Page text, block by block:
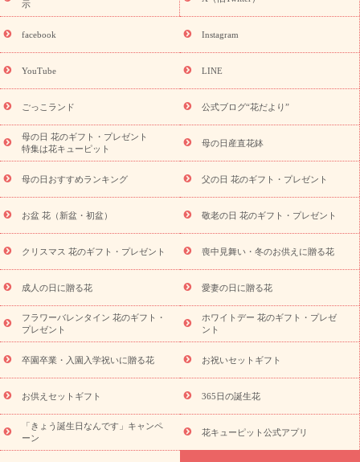
ンペーン
「きょう誕生日なんです」キャンペーン
誕生日の花
を探す
誕生日フラワーギフト特集
誕生日フラワーギフト商品一覧
バラ ユリ
トルコキキョウ
8月の誕生花(トルコキキョウ)
9月の誕生花(リンドウ)
ペーン
用途から探す お祝いの花特集 当日配達特急便
退職祝い
結婚記念日 結婚祝い 出産祝い
気祝い
還暦祝い・長寿祝い プチギフト
ペットのお祝いフラ
日配達特急便 お供え
お供え・お悔やみ商品一覧
お供え・お悔
供え お花とセットギフト
お供え プリザーブドフラワー
ペット
のお供えフラワー
お盆（新盆・初盆） その他
お祝い返し
お見舞い
お取り寄せギフト ビジネス用 ご自宅用
観葉
植物
ミディ胡蝶蘭 プリザーブドフラワー
スタイルから探
す
アレンジメント スタンド花 お祝い
悔やみ
胡蝶蘭 胡蝶蘭・花鉢 ミディ胡蝶蘭・お祝い
ミデ
ィ胡蝶蘭・お供え
世界初の青色胡蝶蘭 観葉植物
観葉植物
産直多肉植物
プリザーブドフラワー お祝い
お供え・お悔
やみ
花とセットギフト セミオーダー
プチギフト
（hanamore -ハナモア-）
花とみどりのeギフト
花キューピッ
トのeGfit
カラー イエローオレンジ
の種類
バラ ユリ トルコキキョウ 予算から探す
お祝
い
お祝い・3000円～ お祝い・4000円～ お祝い・5000円～
お祝い・7000円～ お祝い・10000円～
お供え・お悔やみ
示
facebook Instagram
YouTube LINE
ごっこランド 公式ブログ“花だより”
母の日 花のギフト・プレゼント
特集は花キューピット
母の日産直花鉢
母の日おすすめランキング 父の日 花のギフト・プレゼント
お盆 花（新盆・初盆） 敬老の日 花のギフト・プレゼント
クリスマス 花のギフト・プレゼント 喪中見舞い・冬のお供えに贈る花
成人の日に贈る花 愛妻の日に贈る花
フラワーバレンタイン 花のギフト・
プレゼント
ホワイトデー 花のギフト・プレゼ
ント
卒園卒業・入園入学祝いに贈る花 お祝いセットギフト
お供えセットギフト 365日の誕生花
「きょう誕生日なんです」キャンペ
ーン
花キューピット公式アプリ